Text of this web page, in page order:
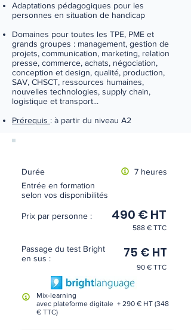
Adaptations pédagogiques pour les
personnes en situation de handicap
Domaines pour toutes les TPE, PME et
grands groupes : management, gestion de
projets, communication, marketing, relation
presse, commerce, achats, négociation,
conception et design, qualité, production,
SAV, CHSCT, ressources humaines,
nouvelles technologies, supply chain,
logistique et transport...
Prérequis : à partir du niveau A2
Durée
7 heures
Entrée en formation
selon vos disponibilités
Prix par personne : 490 € HT
588 € TTC
Passage du test Bright
en sus :
75 € HT
90 € TTC
Mix-learning
avec plateforme digitale + 290 € HT (348
€ TTC)